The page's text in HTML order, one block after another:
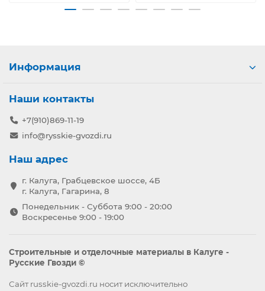
Информация
Наши контакты
+7(910)869-11-19
info@rysskie-gvozdi.ru
Наш адрес
г. Калуга, Грабцевское шоссе, 4Б
г. Калуга, Гагарина, 8
Понедельник - Суббота 9:00 - 20:00
Воскресенье 9:00 - 19:00
Строительные и отделочные материалы в Калуге -
Русские Гвозди ©
Сайт russkie-gvozdi.ru носит исключительно